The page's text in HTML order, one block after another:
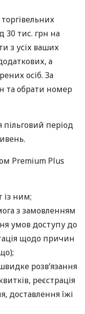
30 тис. грн на
з усіх ваших
а
осіб. За
та обрати номер
період
Premium Plus
із ним;
з замовленням
умов доступу до
щодо причин
розв’язання
реєстрація
доставлення їжі